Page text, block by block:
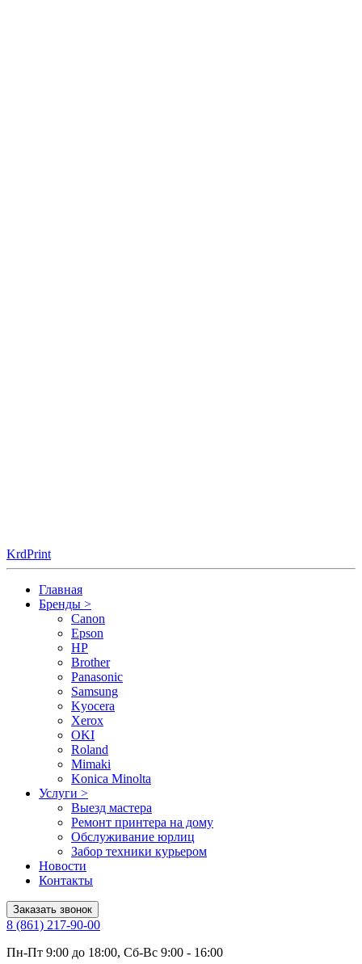
KrdPrint
Главная
Бренды >
Canon
Epson
HP
Brother
Panasonic
Samsung
Kyocera
Xerox
OKI
Roland
Mimaki
Konica Minolta
Услуги >
Выезд мастера
Ремонт принтера на дому
Обслуживание юрлиц
Забор техники курьером
Новости
Контакты
Заказать звонок
8 (861) 217-90-00
Пн-Пт 9:00 до 18:00, Сб-Вс 9:00 - 16:00